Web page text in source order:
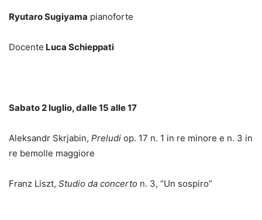
Ryutaro Sugiyama pianoforte
Docente Luca Schieppati
Sabato 2 luglio, dalle 15 alle 17
Aleksandr Skrjabin, Preludi op. 17 n. 1 in re minore e n. 3 in
re bemolle maggiore
Franz Liszt, Studio da concerto n. 3, “Un sospiro”